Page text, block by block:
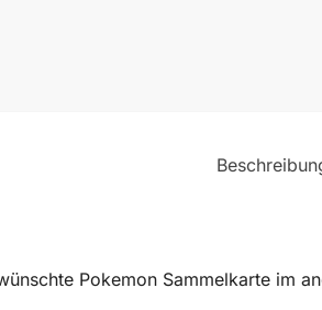
Pokemon Sammelkarte im